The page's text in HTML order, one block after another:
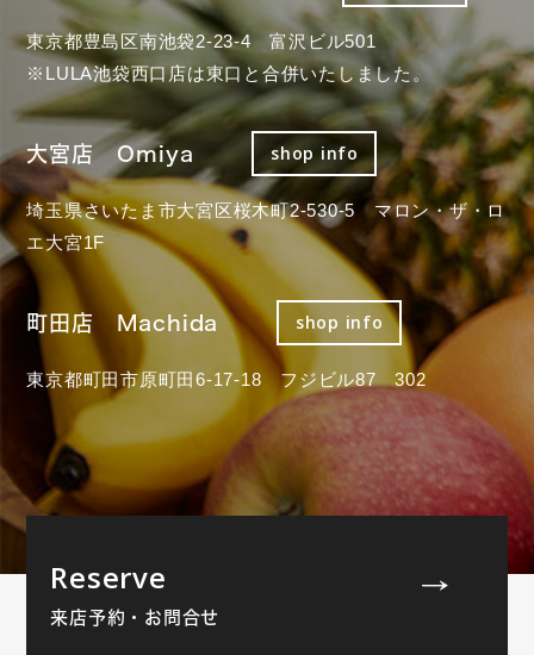
東京都豊島区南池袋2-23-4 富沢ビル501
※LULA池袋西口店は東口と合併いたしました。
大宮店 Omiya shop info
埼玉県さいたま市大宮区桜木町2-530-5 マロン・ザ・ロ
エ大宮1F
町田店 Machida shop info
東京都町田市原町田6-17-18 フジビル87 302
Reserve
来店予約・お問合せ